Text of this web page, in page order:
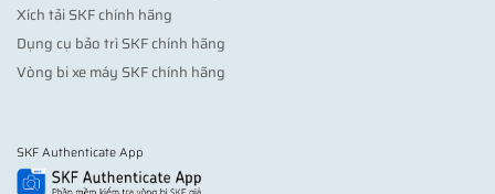
Xích tải SKF chính hãng
Dụng cụ bảo trì SKF chính hãng
Vòng bi xe máy SKF chính hãng
SKF Authenticate App